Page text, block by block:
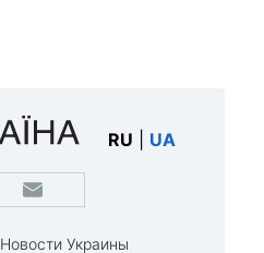
RU UA
Новости Украины